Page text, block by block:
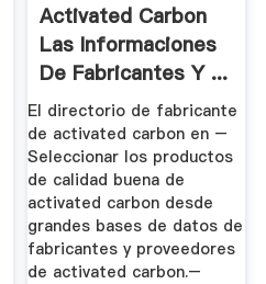
Activated Carbon
Las Informaciones
De Fabricantes Y ...
El directorio de fabricante
de activated carbon en –
Seleccionar los productos
de calidad buena de
activated carbon desde
grandes bases de datos de
fabricantes y proveedores
de activated carbon.–